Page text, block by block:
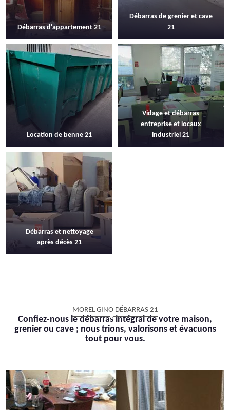
Débarras d'appartement 21
Débarras de grenier et cave
21
Location de benne 21
Vidage et débarras
entreprise et locaux
industriel 21
Débarras et nettoyage
après décès 21
MOREL GINO DÉBARRAS 21
Confiez-nous le débarras intégral de votre maison,
grenier ou cave ; nous trions, valorisons et évacuons
tout pour vous.